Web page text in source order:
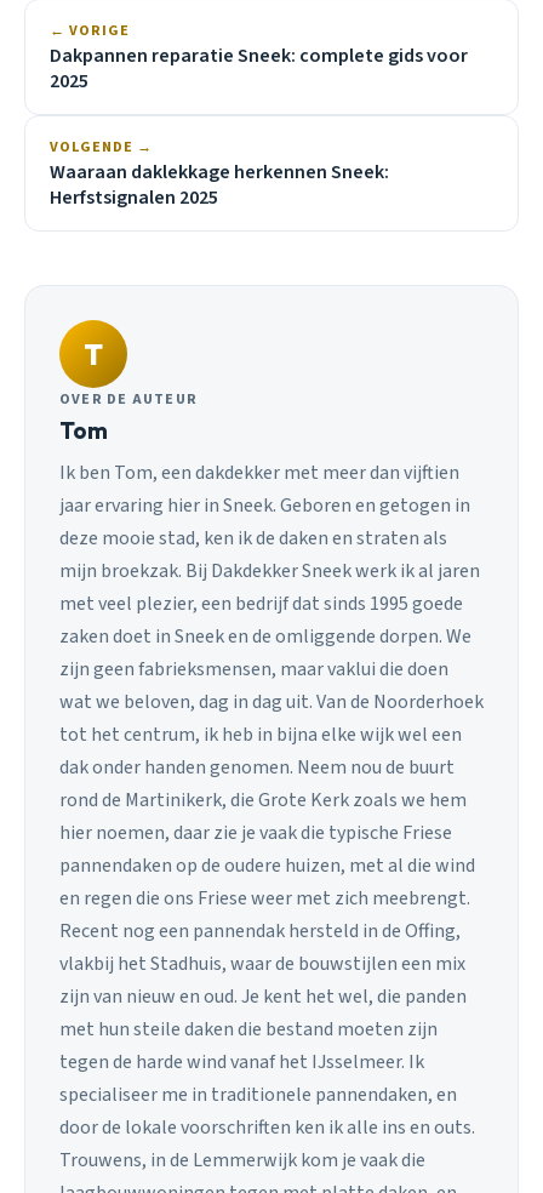
← VORIGE
Dakpannen reparatie Sneek: complete gids voor
2025
VOLGENDE →
Waaraan daklekkage herkennen Sneek:
Herfstsignalen 2025
T
OVER DE AUTEUR
Tom
Ik ben Tom, een dakdekker met meer dan vijftien
jaar ervaring hier in Sneek. Geboren en getogen in
deze mooie stad, ken ik de daken en straten als
mijn broekzak. Bij Dakdekker Sneek werk ik al jaren
met veel plezier, een bedrijf dat sinds 1995 goede
zaken doet in Sneek en de omliggende dorpen. We
zijn geen fabrieksmensen, maar vaklui die doen
wat we beloven, dag in dag uit. Van de Noorderhoek
tot het centrum, ik heb in bijna elke wijk wel een
dak onder handen genomen. Neem nou de buurt
rond de Martinikerk, die Grote Kerk zoals we hem
hier noemen, daar zie je vaak die typische Friese
pannendaken op de oudere huizen, met al die wind
en regen die ons Friese weer met zich meebrengt.
Recent nog een pannendak hersteld in de Offing,
vlakbij het Stadhuis, waar de bouwstijlen een mix
zijn van nieuw en oud. Je kent het wel, die panden
met hun steile daken die bestand moeten zijn
tegen de harde wind vanaf het IJsselmeer. Ik
specialiseer me in traditionele pannendaken, en
door de lokale voorschriften ken ik alle ins en outs.
Trouwens, in de Lemmerwijk kom je vaak die